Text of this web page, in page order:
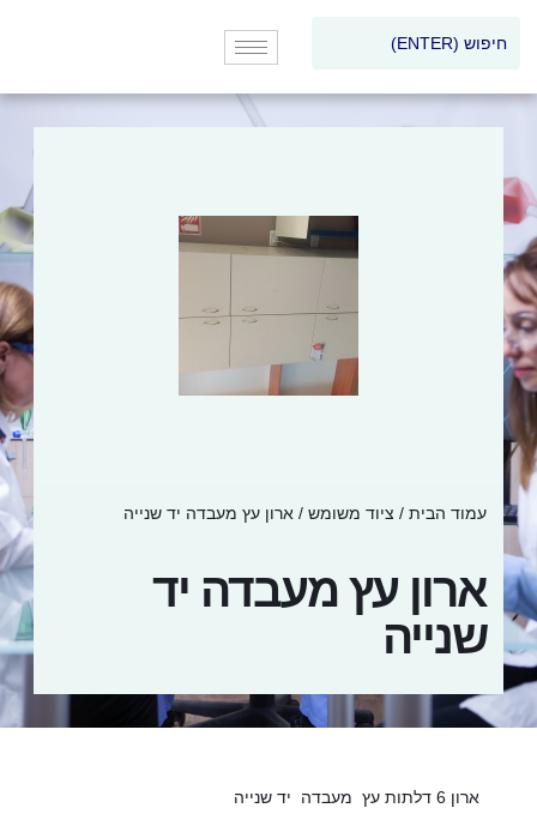
עמוד הבית / ציוד משומש / ארון עץ מעבדה יד שנייה
ארון עץ מעבדה יד
שנייה
ארון 6 דלתות עץ מעבדה יד שנייה